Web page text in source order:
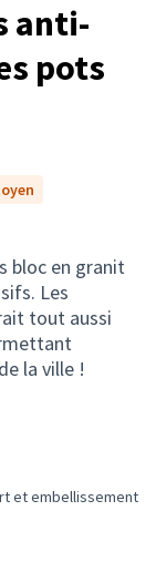
anti-
pots
bloc en granit
Les
tout aussi
la ville !
résultats de la
et embellissement